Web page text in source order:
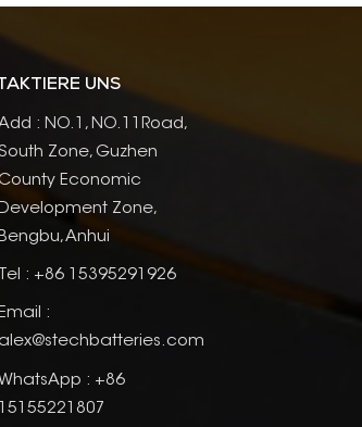
UNS
: NO.1, NO.11Road,
South Zone, Guzhen
Economic
Development Zone,
Bengbu, Anhui
Tel : +86 15395291926
:
alex@stechbatteries.com
WhatsApp : +86
15155221807